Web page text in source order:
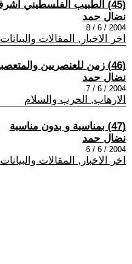
(45) الطبيب الفلسطيني أشرف الحجوج
نضال حمد
2004 / 6 / 8
اخر الاخبار, المقالات والبيانات
(46) زمن للعنصريين والمتعصبين ..
نضال حمد
2004 / 6 / 7
الارهاب, الحرب والسلام
(47) بمناسبة و بدون مناسبة
نضال حمد
2004 / 6 / 6
اخر الاخبار, المقالات والبيانات